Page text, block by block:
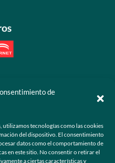
de
utilizamos tecnologías como las cookies
del dispositivo. El consentimiento
datos como el comportamiento de
en este sitio. No consentir o retirar el
a ciertas características y